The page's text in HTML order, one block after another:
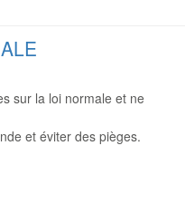
sur la loi normale et ne
et éviter des pièges.